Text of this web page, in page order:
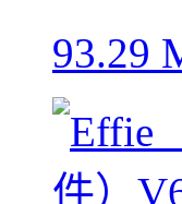
93.29